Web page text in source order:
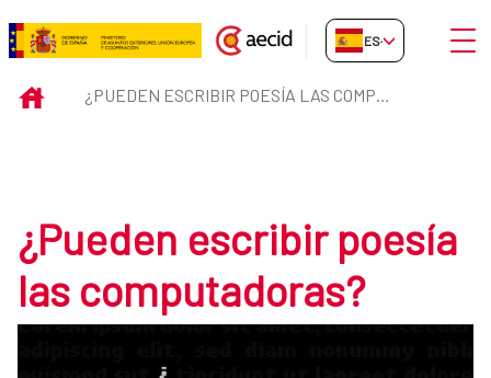
Saltar al contenido principal
¿Pueden escribir poesía las
ES-ES Abrir
INICIO ¿PUEDEN ESCRIBIR POESÍA LAS COMPUTADORAS?
¿Pueden escribir poesía
las computadoras?